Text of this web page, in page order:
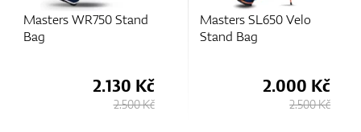
Masters SL650 Velo
2.000 Kč
2.500 Kč
Masters SL650 Velo
Stand Bag
2.050 Kč
2.500 Kč